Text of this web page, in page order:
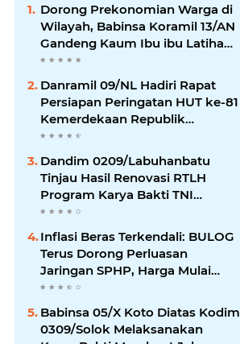
Dorong Prekonomian Warga di
Wilayah, Babinsa Koramil 13/AN
Gandeng Kaum Ibu ibu Latihan
Jahit Menjahit
Danramil 09/NL Hadiri Rapat
Persiapan Peringatan HUT ke-81
Kemerdekaan Republik
Indonesia
Dandim 0209/Labuhanbatu
Tinjau Hasil Renovasi RTLH
Program Karya Bakti TNI
Semester I Tahun 2026
Inflasi Beras Terkendali: BULOG
Terus Dorong Perluasan
Jaringan SPHP, Harga Mulai
Turun di Ratusan Daerah
Babinsa 05/X Koto Diatas Kodim
0309/Solok Melaksanakan